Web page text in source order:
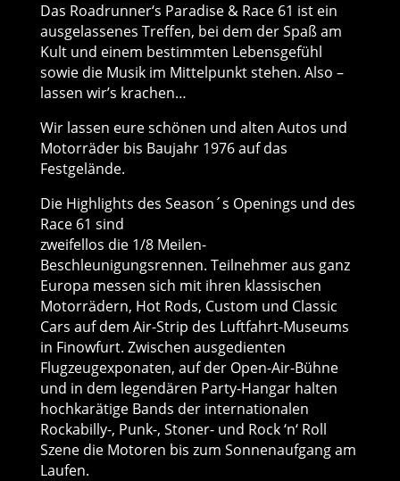
Das Roadrunner‘s Paradise & Race 61 ist ein
ausgelassenes Treffen, bei dem der Spaß am
Kult und einem bestimmten Lebensgefühl
sowie die Musik im Mittelpunkt stehen. Also –
lassen wir’s krachen…
Wir lassen eure schönen und alten Autos und
Motorräder bis Baujahr 1976 auf das
Festgelände.
Die Highlights des Season´s Openings und des
Race 61 sind
zweifellos die 1/8 Meilen-
Beschleunigungsrennen. Teilnehmer aus ganz
Europa messen sich mit ihren klassischen
Motorrädern, Hot Rods, Custom und Classic
Cars auf dem Air-Strip des Luftfahrt-Museums
in Finowfurt. Zwischen ausgedienten
Flugzeugexponaten, auf der Open-Air-Bühne
und in dem legendären Party-Hangar halten
hochkarätige Bands der internationalen
Rockabilly-, Punk-, Stoner- und Rock ‘n‘ Roll
Szene die Motoren bis zum Sonnenaufgang am
Laufen.